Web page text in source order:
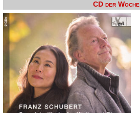
CD der Woche